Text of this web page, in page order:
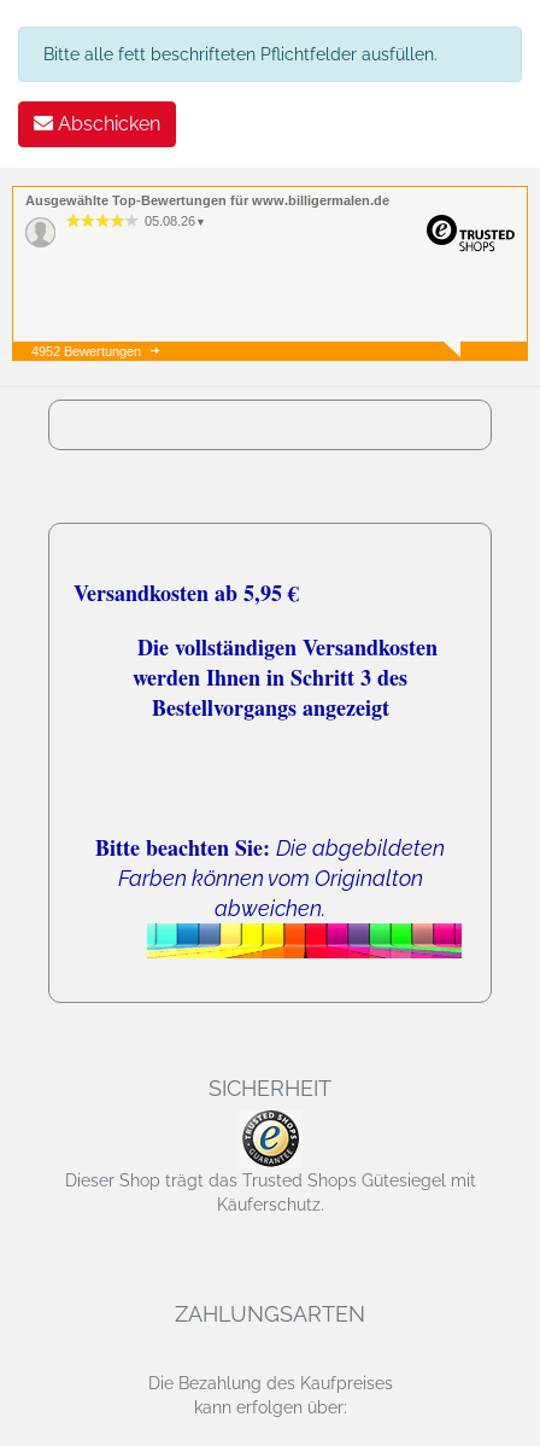
Bitte alle fett beschrifteten Pflichtfelder ausfüllen.
Abschicken
Ausgewählte Top-Bewertungen für www.billigermalen.de
05.08.26 ▼
05.08.26 ▼
4952 Bewertungen
Versandkosten ab 5,95 €
Die vollständigen Versandkosten
werden Ihnen in Schritt 3 des
Bestellvorgangs angezeigt
Bitte beachten Sie: Die abgebildeten
Farben können vom Originalton
abweichen.
SICHERHEIT
Dieser Shop trägt das Trusted Shops Gütesiegel mit
Käuferschutz.
ZAHLUNGSARTEN
Die Bezahlung des Kaufpreises
kann erfolgen über: